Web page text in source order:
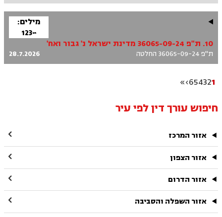
מילים:
~123
10. ת"פ 36065-09-24 מדינת ישראל נ' גבור ואח'
ת"פ 36065-09-24 החלטה 28.7.2026
1
2
3
4
5
6
›
»
חיפוש עורך דין לפי עיר
אזור המרכז 
אזור הצפון 
אזור הדרום 
אזור השפלה והסביבה 